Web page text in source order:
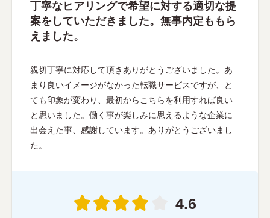
丁寧なヒアリングで希望に対する適切な提
案をしていただきました。無事内定ももら
えました。
親切丁寧に対応して頂きありがとうございました。あ
まり良いイメージがなかった転職サービスですが、と
ても印象が変わり、最初からこちらを利用すれば良い
と思いました。働く事が楽しみに思えるような企業に
出会えた事、感謝しています。ありがとうございまし
た。
4.6